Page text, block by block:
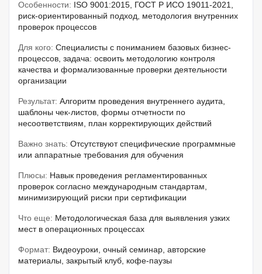
Особенности: ISO 9001:2015, ГОСТ Р ИСО 19011-2021,
риск-ориентированный подход, методология внутренних
проверок процессов
Для кого: Специалисты с пониманием базовых бизнес-
процессов, задача: освоить методологию контроля
качества и формализованные проверки деятельности
организации
Результат: Алгоритм проведения внутреннего аудита,
шаблоны чек-листов, формы отчетности по
несоответствиям, план корректирующих действий
Важно знать: Отсутствуют специфические программные
или аппаратные требования для обучения
Плюсы: Навык проведения регламентированных
проверок согласно международным стандартам,
минимизирующий риски при сертификации
Что еще: Методологическая база для выявления узких
мест в операционных процессах
Формат: Видеоуроки, очный семинар, авторские
материалы, закрытый клуб, кофе-паузы